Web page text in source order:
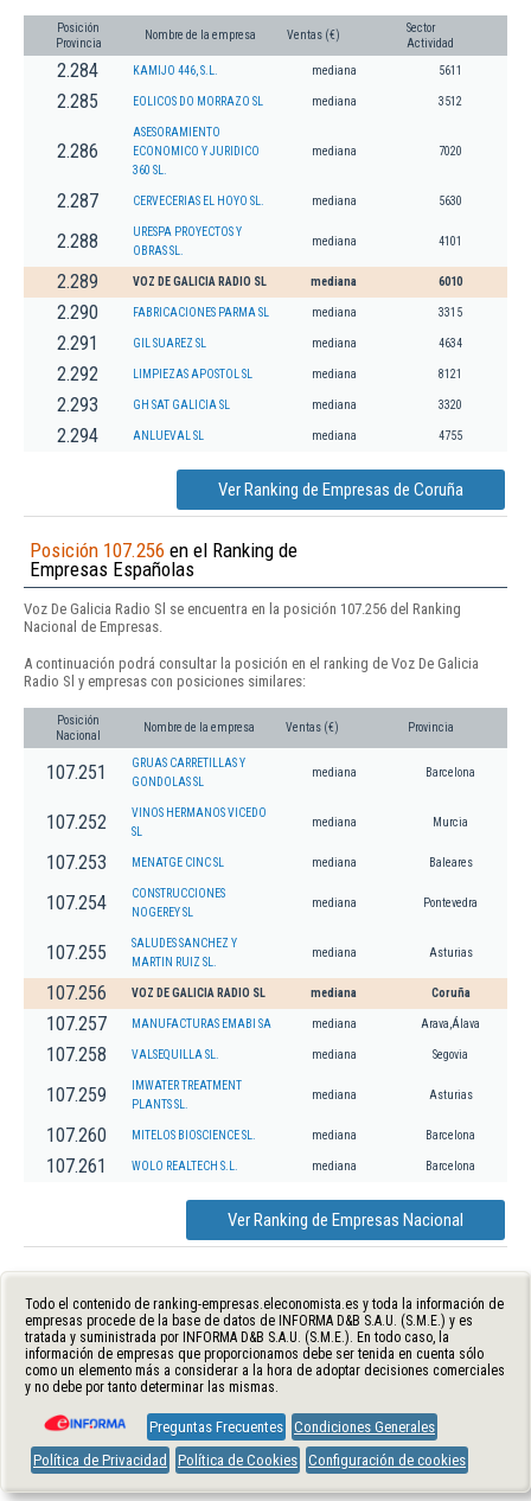
Posición
Provincia
Nombre de la empresa Ventas (€)
Sector
Actividad
2.284 KAMIJO 446, S.L. mediana 5611
2.285 EOLICOS DO MORRAZO SL mediana 3512
2.286
ASESORAMIENTO
ECONOMICO Y JURIDICO
360 SL.
mediana 7020
2.287 CERVECERIAS EL HOYO SL. mediana 5630
2.288
URESPA PROYECTOS Y
OBRAS SL.
mediana 4101
2.289 VOZ DE GALICIA RADIO SL mediana 6010
2.290 FABRICACIONES PARMA SL mediana 3315
2.291 GIL SUAREZ SL mediana 4634
2.292 LIMPIEZAS APOSTOL SL mediana 8121
2.293 GH SAT GALICIA SL mediana 3320
2.294 ANLUEVAL SL mediana 4755
Ver Ranking de Empresas de Coruña
Posición 107.256 en el Ranking de
Empresas Españolas
Voz De Galicia Radio Sl se encuentra en la posición 107.256 del Ranking
Nacional de Empresas.
A continuación podrá consultar la posición en el ranking de Voz De Galicia
Radio Sl y empresas con posiciones similares:
Posición
Nacional
Nombre de la empresa Ventas (€) Provincia
107.251
GRUAS CARRETILLAS Y
GONDOLAS SL
mediana Barcelona
107.252
VINOS HERMANOS VICEDO
SL
mediana Murcia
107.253 MENATGE CINC SL mediana Baleares
107.254
CONSTRUCCIONES
NOGEREY SL
mediana Pontevedra
107.255
SALUDES SANCHEZ Y
MARTIN RUIZ SL.
mediana Asturias
107.256 VOZ DE GALICIA RADIO SL mediana Coruña
107.257 MANUFACTURAS EMABI SA mediana Arava,Álava
107.258 VALSEQUILLA SL. mediana Segovia
107.259
IMWATER TREATMENT
PLANTS SL.
mediana Asturias
107.260 MITELOS BIOSCIENCE SL. mediana Barcelona
107.261 WOLO REALTECH S.L. mediana Barcelona
Ver Ranking de Empresas Nacional
Todo el contenido de ranking-empresas.eleconomista.es y toda la información de
empresas procede de la base de datos de INFORMA D&B S.A.U. (S.M.E.) y es
tratada y suministrada por INFORMA D&B S.A.U. (S.M.E.). En todo caso, la
información de empresas que proporcionamos debe ser tenida en cuenta sólo
como un elemento más a considerar a la hora de adoptar decisiones comerciales
y no debe por tanto determinar las mismas.
Preguntas Frecuentes Condiciones Generales
Política de Privacidad
Política de Cookies Configuración de cookies